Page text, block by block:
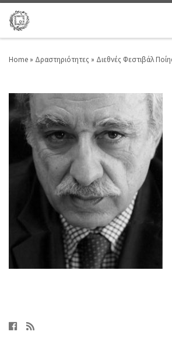
Home » Δραστηριότητες » Διεθνές Φεστιβάλ